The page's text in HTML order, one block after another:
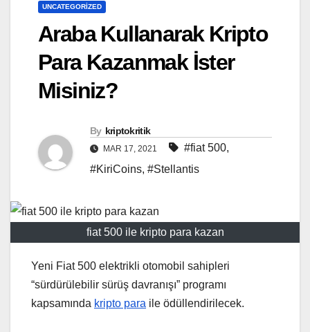
UNCATEGORIZED
Araba Kullanarak Kripto
Para Kazanmak İster
Misiniz?
By kriptokritik
MAR 17, 2021 #fiat 500,
#KiriCoins, #Stellantis
fiat 500 ile kripto para kazan
Yeni Fiat 500 elektrikli otomobil sahipleri
“sürdürülebilir sürüş davranışı” programı
kapsamında kripto para ile ödüllendirilecek.